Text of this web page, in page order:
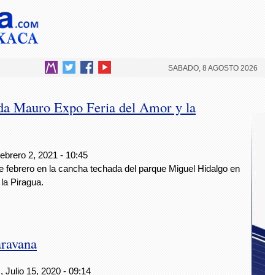
SABADO, 8 AGOSTO 2026
Mauro Expo Feria del Amor y la
2, 2021 - 10:45
febrero en la cancha techada del parque Miguel Hidalgo en
Piragua.
Julio 15, 2020 - 09:14